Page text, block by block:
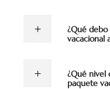
¿Qué
vacacional
¿Qué nivel
paquete